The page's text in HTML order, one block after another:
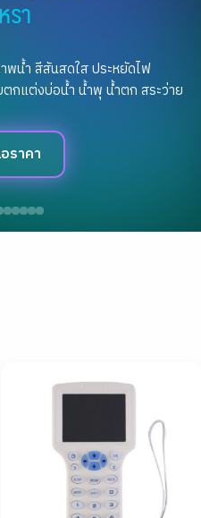
รา
พน้ำ สีสันสดใส ประหยัดไฟ
กแต่งบ่อน้ำ น้ำพุ น้ำตก สระว่าย
ราคา